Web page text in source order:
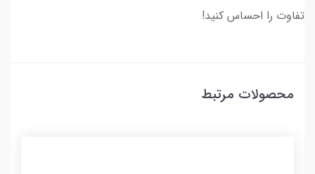
تفاوت را احساس کنید!
محصولات مرتبط